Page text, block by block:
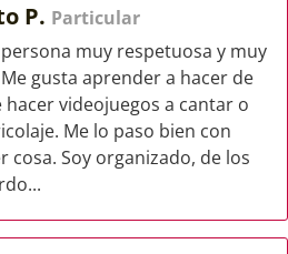
P. Particular
muy respetuosa y muy
gusta aprender a hacer de
hacer videojuegos a cantar o
Me lo paso bien con
cosa. Soy organizado, de los